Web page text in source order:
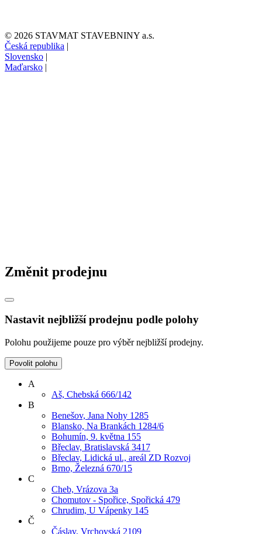
© 2026 STAVMAT STAVEBNINY a.s.
Česká republika |
Slovensko |
Maďarsko |
Změnit prodejnu
Nastavit nejbližší prodejnu podle polohy
Polohu použijeme pouze pro výběr nejbližší prodejny.
Povolit polohu
A
Aš, Chebská 666/142
B
Benešov, Jana Nohy 1285
Blansko, Na Brankách 1284/6
Bohumín, 9. května 155
Břeclav, Bratislavská 3417
Břeclav, Lidická ul., areál ZD Rozvoj
Brno, Železná 670/15
C
Cheb, Vrázova 3a
Chomutov - Spořice, Spořická 479
Chrudim, U Vápenky 145
Č
Čáslav, Vrchovská 2109